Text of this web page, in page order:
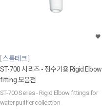
스톰테크
ST-700 시리즈 - 정수기용 Rigid Elbow
fitting 모음전
ST-700 Series - Rigid Elbow fittings for
water purifier collection